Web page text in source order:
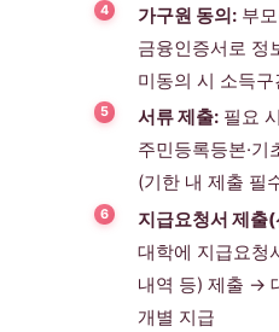
가구원 동의: 부
금융인증서로 정
미동의 시 소득
서류 제출: 필요
주민등록등본·
(기한 내 제출 필
지급요청서 제출
대학에 지급요청
내역 등) 제출 →
개별 지급